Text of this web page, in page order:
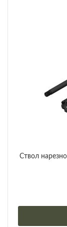
Ствол